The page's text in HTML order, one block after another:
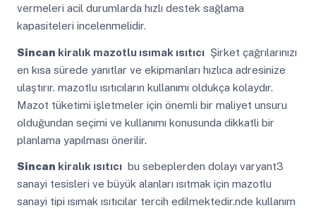
vermeleri acil durumlarda hızlı destek sağlama
kapasiteleri incelenmelidir.
Sincan kiralık mazotlu ısımak ısıtıcıŞirket çağrılarınızı
en kısa sürede yanıtlar ve ekipmanları hızlıca adresinize
ulaştırır. mazotlu ısıtıcıların kullanımı oldukça kolaydır.
Mazot tüketimi işletmeler için önemli bir maliyet unsuru
olduğundan seçimi ve kullanımı konusunda dikkatli bir
planlama yapılması önerilir.
Sincan kiralık ısıtıcıbu sebeplerden dolayı varyant3
sanayi tesisleri ve büyük alanları ısıtmak için mazotlu
sanayi tipi ısımak ısıtıcılar tercih edilmektedir.nde kullanım